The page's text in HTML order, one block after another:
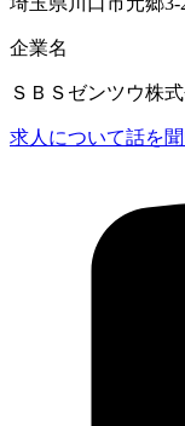
企業名
ＳＢＳゼンツウ株
求人について話を